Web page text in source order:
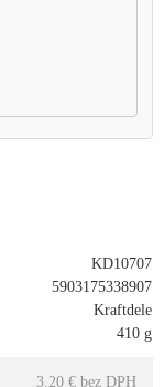
KD10707
5903175338907
Kraftdele
410 g
3.20 € bez DPH